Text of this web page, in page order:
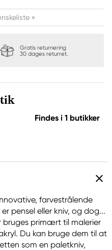
»
Gratis returnering
30 dages returret.
Findes i 1 butikker
farvestrålende
pensel eller kniv, og dog...
primært til malerier
Du kan bruge dem til at
som en paletkniv,